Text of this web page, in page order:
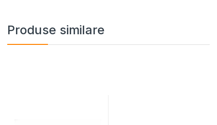
Produse similare